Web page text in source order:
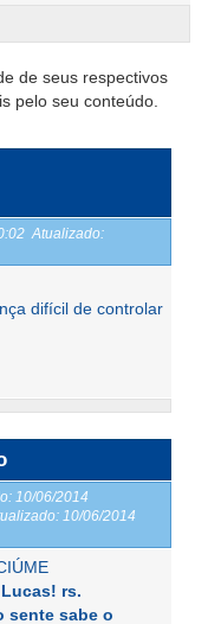
de seus respectivos
pelo seu conteúdo.
Atualizado:
difícil de controlar
10/06/2014
10/06/2014
rs.
sente sabe o